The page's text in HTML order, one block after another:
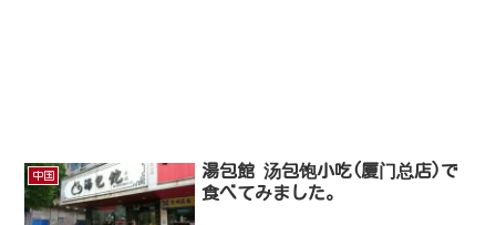
中国
湯包館 汤包饱小吃(厦门总店)で
食べてみました。